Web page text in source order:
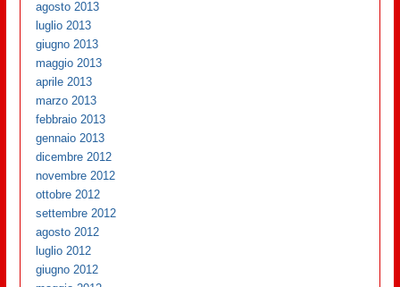
agosto 2013
luglio 2013
giugno 2013
maggio 2013
aprile 2013
marzo 2013
febbraio 2013
gennaio 2013
dicembre 2012
novembre 2012
ottobre 2012
settembre 2012
agosto 2012
luglio 2012
giugno 2012